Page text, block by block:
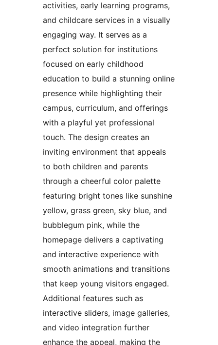
activities, early learning programs,
and childcare services in a visually
engaging way. It serves as a
perfect solution for institutions
focused on early childhood
education to build a stunning online
presence while highlighting their
campus, curriculum, and offerings
with a playful yet professional
touch. The design creates an
inviting environment that appeals
to both children and parents
through a cheerful color palette
featuring bright tones like sunshine
yellow, grass green, sky blue, and
bubblegum pink, while the
homepage delivers a captivating
and interactive experience with
smooth animations and transitions
that keep young visitors engaged.
Additional features such as
interactive sliders, image galleries,
and video integration further
enhance the appeal, making the